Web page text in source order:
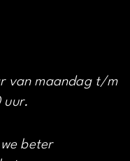
van maandag t/m
uur.
beter